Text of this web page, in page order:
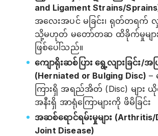
and Ligament Strains/
အလေးအပင် မခြင်း၊ ရုတ်တရက် လှု
သို့မဟုတ် မတော်တဆ ထိခိုက်မှုများ
ဖြစ်ပေါ်သည်။
ကျောရိုးဆစ်ပြား ရွေ့လျားခြင်း/အ
(Herniated or Bulging Disc) –
ကြားရှိ အရည်အိတ် (Disc) များ
အနီးရှိ အာရုံကြောများကို ဖိမိခြင်း
အဆစ်ရောင်ရမ်းမှုများ
Joint Disease)